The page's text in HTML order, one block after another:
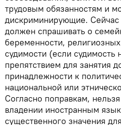
трудовым обязанностям и
дискриминирующие. Сейчас
должен спрашивать о
беременности,
судимости (если судимость
препятствием для занятия
принадлежности к
национальной или
Согласно поправкам,
владении иностранным
существенного значения